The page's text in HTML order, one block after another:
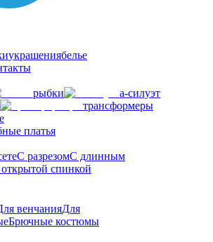
украшениябелье
рыбки
а-силуэт
трансформеры
платья
С разрезомС длинным
спинкой
венчанияДля
Брючные костюмы